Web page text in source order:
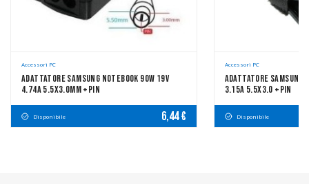
Accessori PC
Adattatore Samsung Notebook 90W 19V
4.74A 5.5x3.0mm +pin
Disponibile 6,44 €
Accessori PC
Adattatore Samsung
3.15A 5.5x3.0 +pin
Disponibile